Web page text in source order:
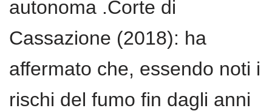
autonoma .Corte di
Cassazione (2018): ha
affermato che, essendo noti i
rischi del fumo fin dagli anni